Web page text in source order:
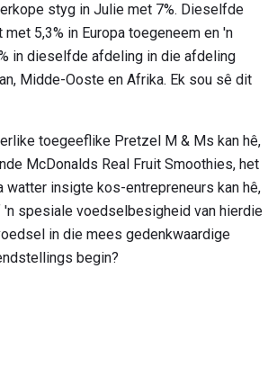
styg in Julie met 7%. Dieselfde
5,3% in Europa toegeneem en 'n
in dieselfde afdeling in die afdeling
Midde-Ooste en Afrika. Ek sou sê dit
toegeeflike Pretzel M & Ms kan hê,
McDonalds Real Fruit Smoothies, het
watter insigte kos-entrepreneurs kan hê,
spesiale voedselbesigheid van hierdie
in die mees gedenkwaardige
begin?